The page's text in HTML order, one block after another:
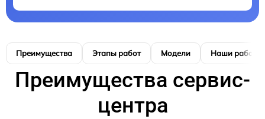
Преимущества Этапы работ Модели Наши работы
Преимущества сервис-
центра